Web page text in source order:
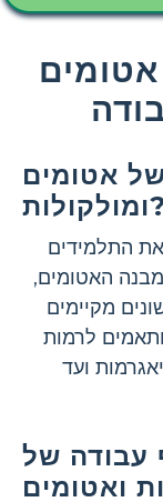
אטומים
ומולקולות?
התלמידים
האטומים,
מקיימים
לרמות
ועד
עבודה של